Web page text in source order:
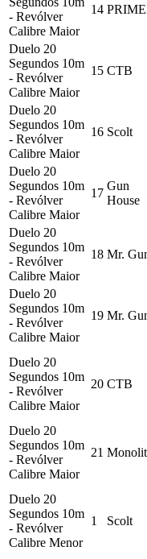
- Revólver
Calibre Maior
14
Duelo 20
Segundos 10m
- Revólver
Calibre Maior
15 CTB
Duelo 20
Segundos 10m
- Revólver
Calibre Maior
16 Scolt
Duelo 20
Segundos 10m
- Revólver
Calibre Maior
17
Gun
House
Duelo 20
Segundos 10m
- Revólver
Calibre Maior
18 Mr.
Duelo 20
Segundos 10m
- Revólver
Calibre Maior
19 Mr.
Duelo 20
Segundos 10m
- Revólver
Calibre Maior
20 CTB
Duelo 20
Segundos 10m
- Revólver
Calibre Maior
21
Duelo 20
Segundos 10m
- Revólver
Calibre Menor
1 Scolt